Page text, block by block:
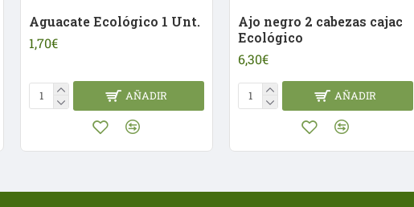
Aguacate Ecológico 1 Unt.
1,70€
AÑADIR
Ajo negro 2 cabezas cajac
Ecológico
6,30€
AÑADIR